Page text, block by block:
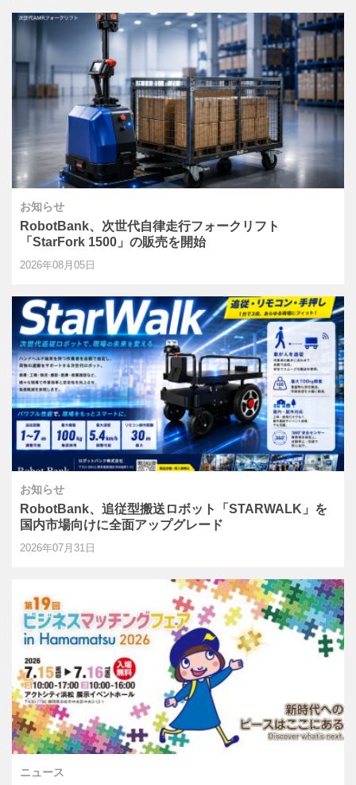
お知らせ
RobotBank、次世代自律走行フォークリフト
「StarFork 1500」の販売を開始
2026年08月05日
お知らせ
RobotBank、追従型搬送ロボット「STARWALK」を
国内市場向けに全面アップグレード
2026年07月31日
ニュース